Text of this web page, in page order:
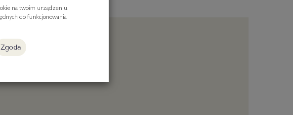
- serduszkami
na twoim urządzeniu.
do funkcjonowania
Zgoda